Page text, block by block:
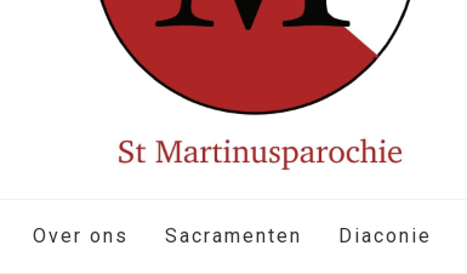
Over ons Sacramenten Diaconie